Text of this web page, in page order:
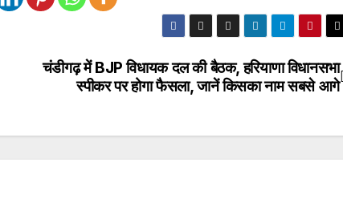
चंडीगढ़ में BJP विधायक दल की बैठक, हरियाणा विधानसभा
स्पीकर पर होगा फैसला, जानें किसका नाम सबसे आगे